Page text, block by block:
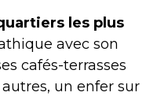
les plus
avec son
cafés-terrasses
autres, un enfer sur